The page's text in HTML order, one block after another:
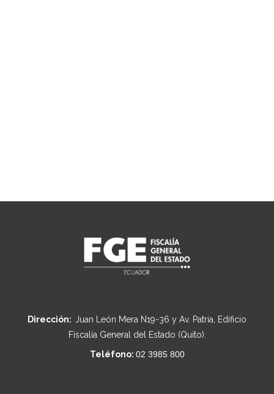
Dirección: Juan León Mera N19-36 y Av. Patria, Edificio
Fiscalía General del Estado (Quito).
Teléfono: 02 3985 800